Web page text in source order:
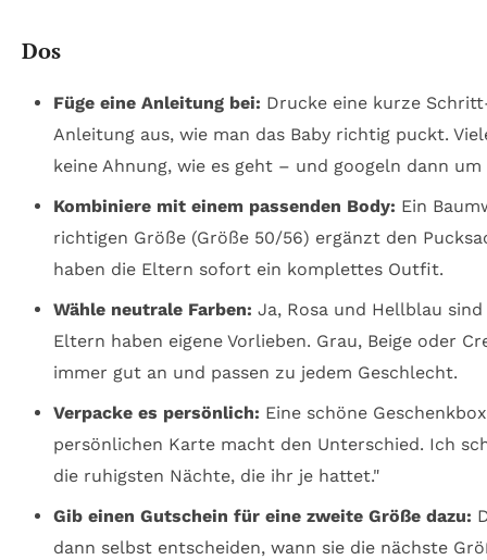
Dos
Füge eine Anleitung bei: Drucke eine kurze
Anleitung aus, wie man das Baby richtig puckt.
keine Ahnung, wie es geht – und googeln dann um
Kombiniere mit einem passenden Body: Ein
richtigen Größe (Größe 50/56) ergänzt den
haben die Eltern sofort ein komplettes Outfit.
Wähle neutrale Farben: Ja, Rosa und Hellblau
Eltern haben eigene Vorlieben. Grau, Beige oder
immer gut an und passen zu jedem Geschlecht.
Verpacke es persönlich: Eine schöne
persönlichen Karte macht den Unterschied. Ich
die ruhigsten Nächte, die ihr je hattet."
Gib einen Gutschein für eine zweite Größe dazu:
dann selbst entscheiden, wann sie die nächste